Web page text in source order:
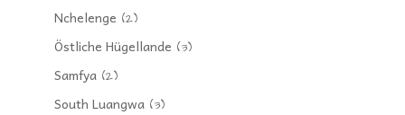
Nchelenge (2)
Östliche Hügellande (3)
Samfya(2)
South Luangwa(3)